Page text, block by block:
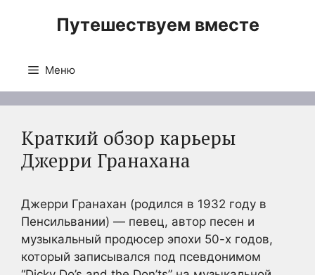
Путешествуем вместе
Меню
Краткий обзор карьеры
Джерри Гранахана
Джерри Гранахан (родился в 1932 году в
Пенсильвании) — певец, автор песен и
музыкальный продюсер эпохи 50-х годов,
который записывался под псевдонимом